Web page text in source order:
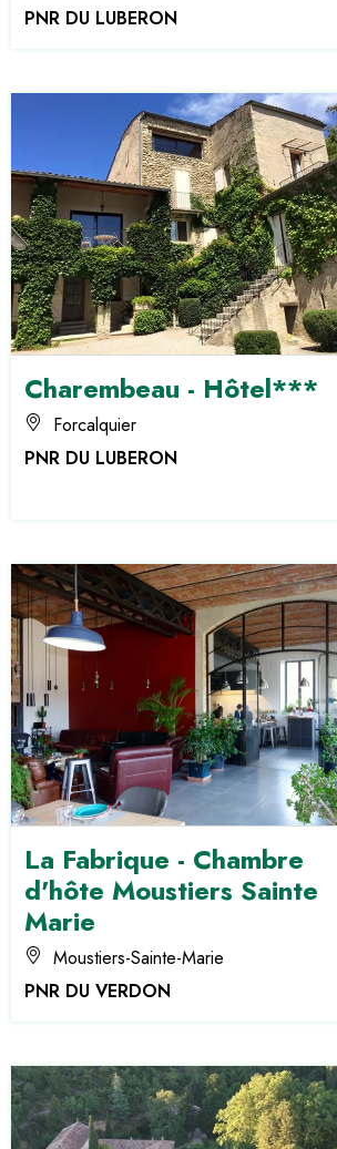
PNR DU LUBERON
Charembeau - Hôtel***
Forcalquier
PNR DU LUBERON
La Fabrique - Chambre
d'hôte Moustiers Sainte
Marie
Moustiers-Sainte-Marie
PNR DU VERDON